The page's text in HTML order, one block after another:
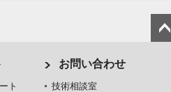
ト
お問い合わせ
技術相談室